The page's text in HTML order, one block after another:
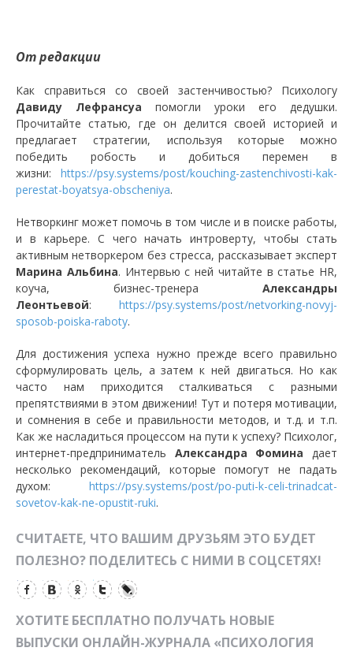
От редакции
Как справиться со своей застенчивостью? Психологу
Давиду Лефрансуа помогли уроки его дедушки.
Прочитайте статью, где он делится своей историей и
предлагает стратегии, используя которые можно
победить робость и добиться перемен в
жизни: https://psy.systems/post/kouching-zastenchivosti-kak-
perestat-boyatsya-obscheniya.
Нетворкинг может помочь в том числе и в поиске работы,
и в карьере. С чего начать интроверту, чтобы стать
активным нетворкером без стресса, рассказывает эксперт
Марина Альбина. Интервью с ней читайте в статье HR,
коуча, бизнес-тренера Александры
Леонтьевой: https://psy.systems/post/netvorking-novyj-
sposob-poiska-raboty.
Для достижения успеха нужно прежде всего правильно
сформулировать цель, а затем к ней двигаться. Но как
часто нам приходится сталкиваться с разными
препятствиями в этом движении! Тут и потеря мотивации,
и сомнения в себе и правильности методов, и т.д. и т.п.
Как же насладиться процессом на пути к успеху? Психолог,
интернет-предприниматель Александра Фомина дает
несколько рекомендаций, которые помогут не падать
духом: https://psy.systems/post/po-puti-k-celi-trinadcat-
sovetov-kak-ne-opustit-ruki.
СЧИТАЕТЕ, ЧТО ВАШИМ ДРУЗЬЯМ ЭТО БУДЕТ
ПОЛЕЗНО? ПОДЕЛИТЕСЬ С НИМИ В СОЦСЕТЯХ!
ХОТИТЕ БЕСПЛАТНО ПОЛУЧАТЬ НОВЫЕ
ВЫПУСКИ ОНЛАЙН-ЖУРНАЛА «ПСИХОЛОГИЯ